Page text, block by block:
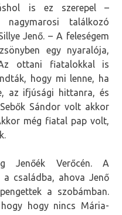
is ez szerepel –
találkozó
Jenő. – A feleségem
egy nyaralója,
ottani fiatalokkal is
hogy mi lenne, ha
az ifjúsági hittanra, és
Sándor volt akkor
még fiatal pap volt,
Jenőék Verőcén. A
családba, ahova Jenő
a szobámban.
hogy nincs Mária-